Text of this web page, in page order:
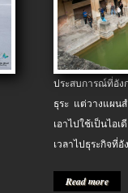
ประสบการณ์ที่อัง
ธุระ แต่วางแผน
เอาไปใช้เป็นไอ
เวลาไปธุระกิจที่อั
Read more